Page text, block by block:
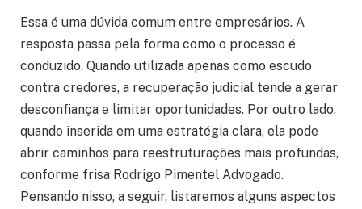
Essa é uma dúvida comum entre empresários. A
resposta passa pela forma como o processo é
conduzido. Quando utilizada apenas como escudo
contra credores, a recuperação judicial tende a gerar
desconfiança e limitar oportunidades. Por outro lado,
quando inserida em uma estratégia clara, ela pode
abrir caminhos para reestruturações mais profundas,
conforme frisa Rodrigo Pimentel Advogado.
Pensando nisso, a seguir, listaremos alguns aspectos